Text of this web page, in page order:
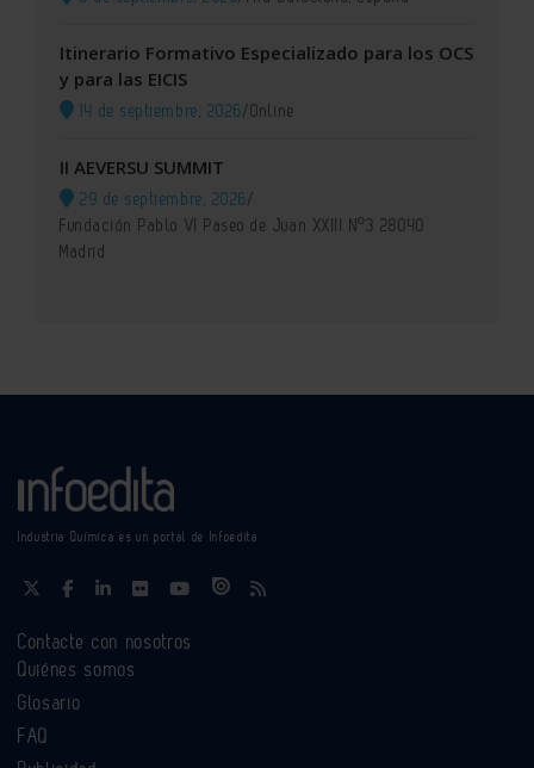
Itinerario Formativo Especializado para los OCS
y para las EICIS
14 de septiembre, 2026/Online
II AEVERSU SUMMIT
29 de septiembre, 2026/
Fundación Pablo VI Paseo de Juan XXIII Nº3 28040
Madrid
Industria Química es un portal de Infoedita
Contacte con nosotros
Quiénes somos
Glosario
FAQ